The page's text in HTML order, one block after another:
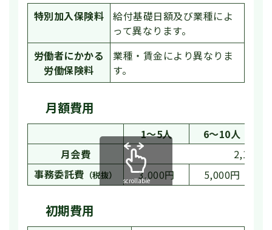
特別加入保険料
給付基礎日額及び業種によ
って異なります。
労働者にかかる
労働保険料
業種・賃金により異なりま
す。
月額費用
1〜5人 6〜10人
月会費
2,100
事務委託費 （税抜） 3,000円 5,000円
scrollable
初期費用